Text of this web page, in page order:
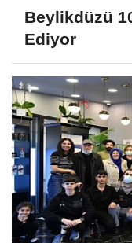
Beylikdüzü
Ediyor